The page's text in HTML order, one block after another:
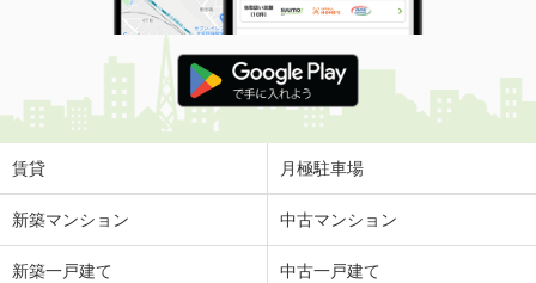
賃貸 月極駐車場
新築マンション 中古マンション
新築一戸建て 中古一戸建て